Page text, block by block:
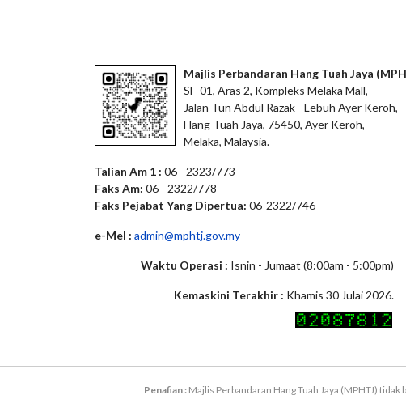
Majlis Perbandaran Hang Tuah Jaya
SF-01, Aras 2, Kompleks Melaka Mall,
Jalan Tun Abdul Razak - Lebuh Ayer Keroh,
Hang Tuah Jaya, 75450, Ayer Keroh,
Melaka, Malaysia.
Talian Am 1 : 06 - 2323/773
Faks Am: 06 - 2322/778
Faks Pejabat Yang Dipertua: 06-2322/746
e-Mel : admin@mphtj.gov.my
Waktu Operasi : Isnin - Jumaat (8:00am - 5:00pm)
Kemaskini Terakhir : Khamis 30 Julai 2026.
Penafian :Majlis Perbandaran Hang Tuah Jaya (MPHTJ)